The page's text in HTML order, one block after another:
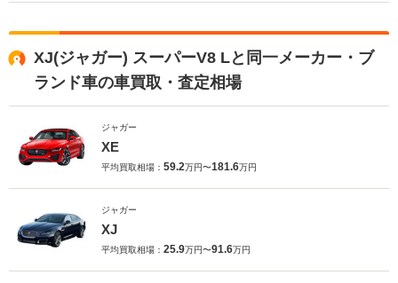
XJ(ジャガー) スーパーV8 Lと同一メーカー・ブ
ランド車の車買取・査定相場
ジャガー
XE
平均買取相場： 59.2万円〜181.6万円
ジャガー
XJ
平均買取相場： 25.9万円〜91.6万円